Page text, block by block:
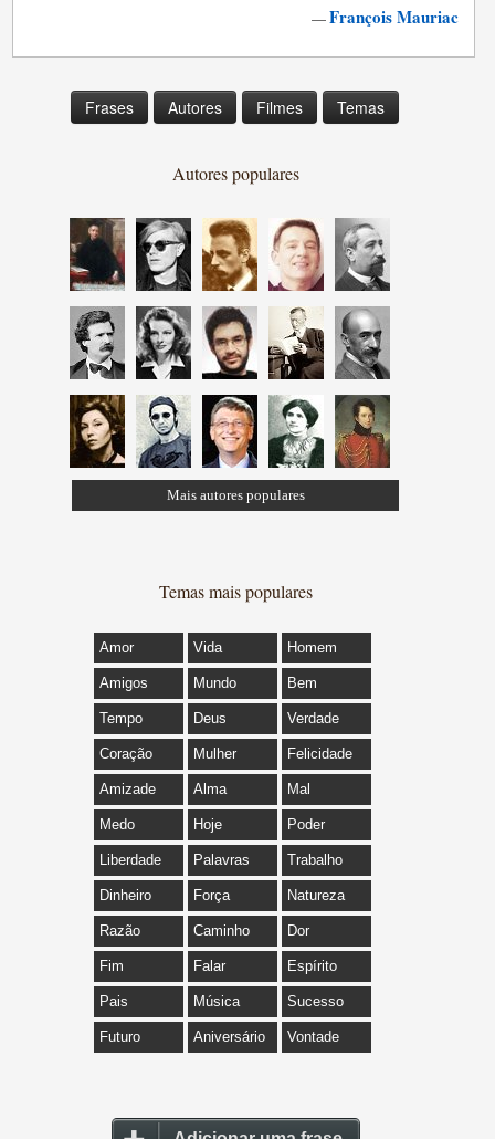
—François Mauriac
Frases Autores Filmes Temas
Autores populares
Mais autores populares
Temas mais populares
Amor Vida Homem
Amigos Mundo Bem
Tempo Deus Verdade
Coração Mulher Felicidade
Amizade Alma Mal
Medo Hoje Poder
Liberdade Palavras Trabalho
Dinheiro Força Natureza
Razão Caminho Dor
Fim Falar Espírito
Pais Música Sucesso
Futuro Aniversário Vontade